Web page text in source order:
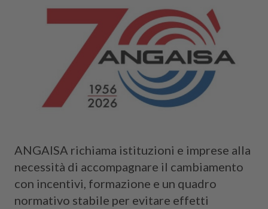
ANGAISA richiama istituzioni e imprese alla
necessità di accompagnare il cambiamento
con incentivi, formazione e un quadro
normativo stabile per evitare effetti